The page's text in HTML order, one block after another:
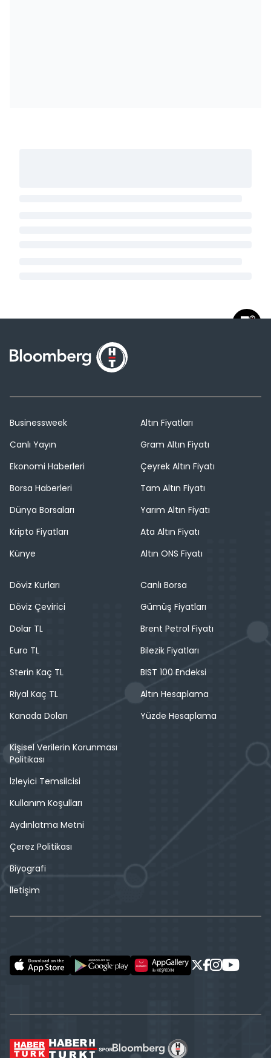
Businessweek
Canlı Yayın
Ekonomi Haberleri
Borsa Haberleri
Dünya Borsaları
Kripto Fiyatları
Künye
Altın Fiyatları
Gram Altın Fiyatı
Çeyrek Altın Fiyatı
Tam Altın Fiyatı
Yarım Altın Fiyatı
Ata Altın Fiyatı
Altın ONS Fiyatı
Döviz Kurları
Döviz Çevirici
Dolar TL
Euro TL
Sterin Kaç TL
Riyal Kaç TL
Kanada Doları
Canlı Borsa
Gümüş Fiyatları
Brent Petrol Fiyatı
Bilezik Fiyatları
BIST 100 Endeksi
Altın Hesaplama
Yüzde Hesaplama
Kişisel Verilerin Korunması
Politikası
İzleyici Temsilcisi
Kullanım Koşulları
Aydınlatma Metni
Çerez Politikası
Biyografi
İletişim